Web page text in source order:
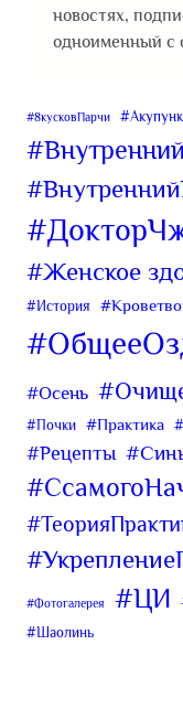
новостях,
одноименный с
#8кусковПарчи
#Женское
#История
#Осень
#Почки #Практика
#Рецепты
#Фотогалерея #ЦИ
#Шаолинь